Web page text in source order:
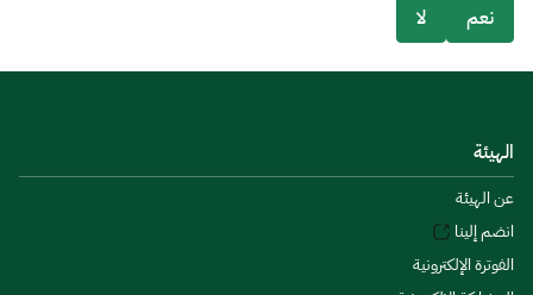
نعم
لا
الهيئة
عن الهيئة
انضم إلينا
الفوترة الإلكترونية